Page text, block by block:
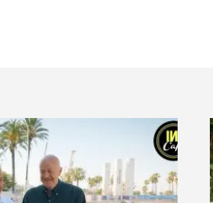
toujours de cette
plaisir de prendre le
plutôt que la
drive. Le plaisir des marques